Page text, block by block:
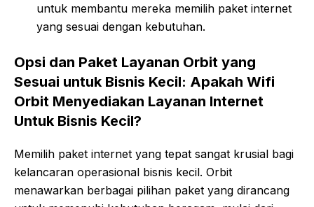
untuk membantu mereka memilih paket internet
yang sesuai dengan kebutuhan.
Opsi dan Paket Layanan Orbit yang
Sesuai untuk Bisnis Kecil: Apakah Wifi
Orbit Menyediakan Layanan Internet
Untuk Bisnis Kecil?
Memilih paket internet yang tepat sangat krusial bagi
kelancaran operasional bisnis kecil. Orbit
menawarkan berbagai pilihan paket yang dirancang